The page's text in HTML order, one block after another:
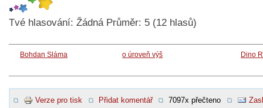
Tvé hlasování: Žádná Průměr: 5 (12 hlasů)
Bohdan Sláma o úroveň výš Dino
Verze pro tisk Přidat komentář 7097x přečteno